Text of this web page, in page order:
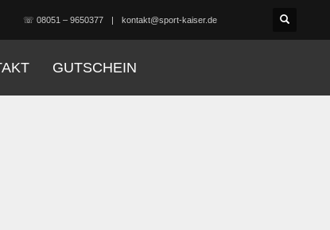
☏ 08051 – 9650377 kontakt@sport-kaiser.de
GUTSCHEIN